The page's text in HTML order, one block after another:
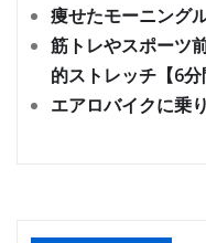
痩せたモーニング
筋トレやスポーツ
的ストレッチ【6分
エアロバイクに乗